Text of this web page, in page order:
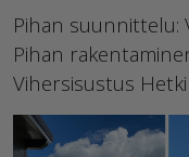
Pihan suunnittelu:
Pihan
Vihersisustus